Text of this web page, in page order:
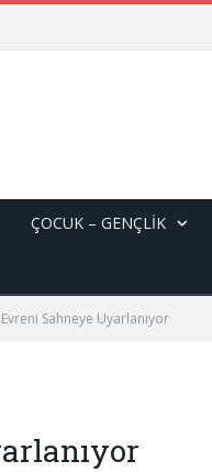
ÇOCUK – GENÇLIK
Sahneye Uyarlanıyor